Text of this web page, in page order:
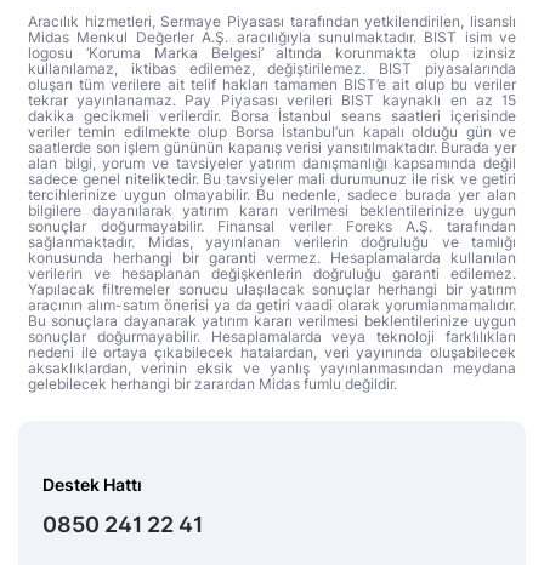
Aracılık hizmetleri, Sermaye Piyasası tarafından yetkilendirilen, lisanslı
Midas Menkul Değerler A.Ş. aracılığıyla sunulmaktadır. BIST isim ve
logosu ‘Koruma Marka Belgesi’ altında korunmakta olup izinsiz
kullanılamaz, iktibas edilemez, değiştirilemez. BIST piyasalarında
oluşan tüm verilere ait telif hakları tamamen BIST’e ait olup bu veriler
tekrar yayınlanamaz. Pay Piyasası verileri BIST kaynaklı en az 15
dakika gecikmeli verilerdir. Borsa İstanbul seans saatleri içerisinde
veriler temin edilmekte olup Borsa İstanbul’un kapalı olduğu gün ve
saatlerde son işlem gününün kapanış verisi yansıtılmaktadır. Burada yer
alan bilgi, yorum ve tavsiyeler yatırım danışmanlığı kapsamında değil
sadece genel niteliktedir. Bu tavsiyeler mali durumunuz ile risk ve getiri
tercihlerinize uygun olmayabilir. Bu nedenle, sadece burada yer alan
bilgilere dayanılarak yatırım kararı verilmesi beklentilerinize uygun
sonuçlar doğurmayabilir. Finansal veriler Foreks A.Ş. tarafından
sağlanmaktadır. Midas, yayınlanan verilerin doğruluğu ve tamlığı
konusunda herhangi bir garanti vermez. Hesaplamalarda kullanılan
verilerin ve hesaplanan değişkenlerin doğruluğu garanti edilemez.
Yapılacak filtremeler sonucu ulaşılacak sonuçlar herhangi bir yatırım
aracının alım-satım önerisi ya da getiri vaadi olarak yorumlanmamalıdır.
Bu sonuçlara dayanarak yatırım kararı verilmesi beklentilerinize uygun
sonuçlar doğurmayabilir. Hesaplamalarda veya teknoloji farklılıkları
nedeni ile ortaya çıkabilecek hatalardan, veri yayınında oluşabilecek
aksaklıklardan, verinin eksik ve yanlış yayınlanmasından meydana
gelebilecek herhangi bir zarardan Midas fumlu değildir.
Destek Hattı
0850 241 22 41